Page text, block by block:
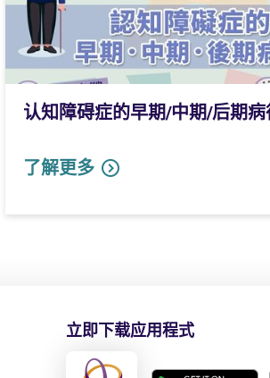
认知障碍症的早期/中期/后期病
了解更多
立即下载应用程式